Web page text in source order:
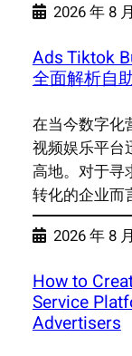
2026 年 8
Ads Tiktok
全面解析自
在当今数字化
视频娱乐平台
高地。对于寻
转化的企业而
2026 年 8
How to
Service
Advertisers